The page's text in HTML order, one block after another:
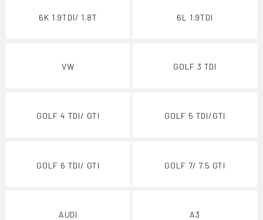
6K 1.9TDI/ 1.8T 6L 1.9TDI
VW GOLF 3 TDI
GOLF 4 TDI/ GTI GOLF 5 TDI/GTI
GOLF 6 TDI/ GTI GOLF 7/ 7.5 GTI
AUDI A3